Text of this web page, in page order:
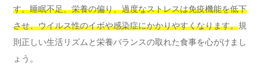
す。睡眠不足、栄養の偏り、過度なストレスは免疫機能を低下
させ、ウイルス性のイボや感染症にかかりやすくなります。規
則正しい生活リズムと栄養バランスの取れた食事を心がけまし
ょう。